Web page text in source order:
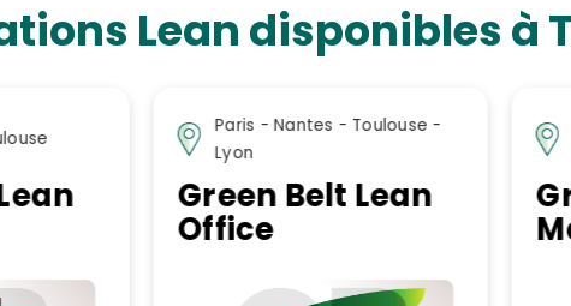
Lean disponibles à
-
Paris- Nantes - Toulouse -
Lyon
Green Belt Lean
Manufacturing